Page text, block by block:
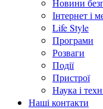
Новини
Інтернет і
Life Style
Програми
Розваги
Події
Пристрої
Наука і
Наші контакти